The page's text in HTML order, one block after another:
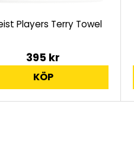
Players Terry Towel
395 kr
KÖP